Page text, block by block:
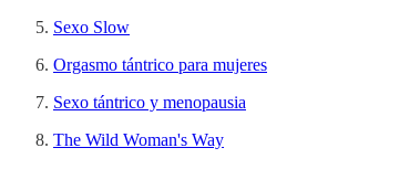
Sexo Slow
Orgasmo tántrico para mujeres
Sexo tántrico y menopausia
The Wild Woman's Way